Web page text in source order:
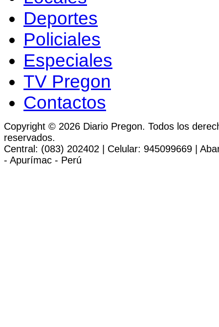
Deportes
Policiales
Especiales
TV Pregon
Contactos
Copyright © 2026 Diario Pregon. Todos los
reservados.
Central: (083) 202402 | Celular: 945099669 |
- Apurímac - Perú